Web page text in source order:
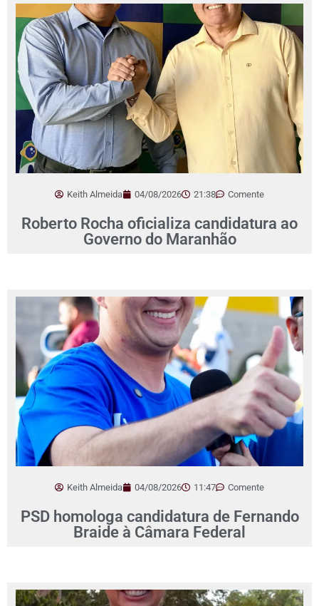
Keith Almeida 04/08/2026 21:38 Comente
Roberto Rocha oficializa candidatura ao
Governo do Maranhão
Keith Almeida 04/08/2026 11:47 Comente
PSD homologa candidatura de Fernando
Braide à Câmara Federal